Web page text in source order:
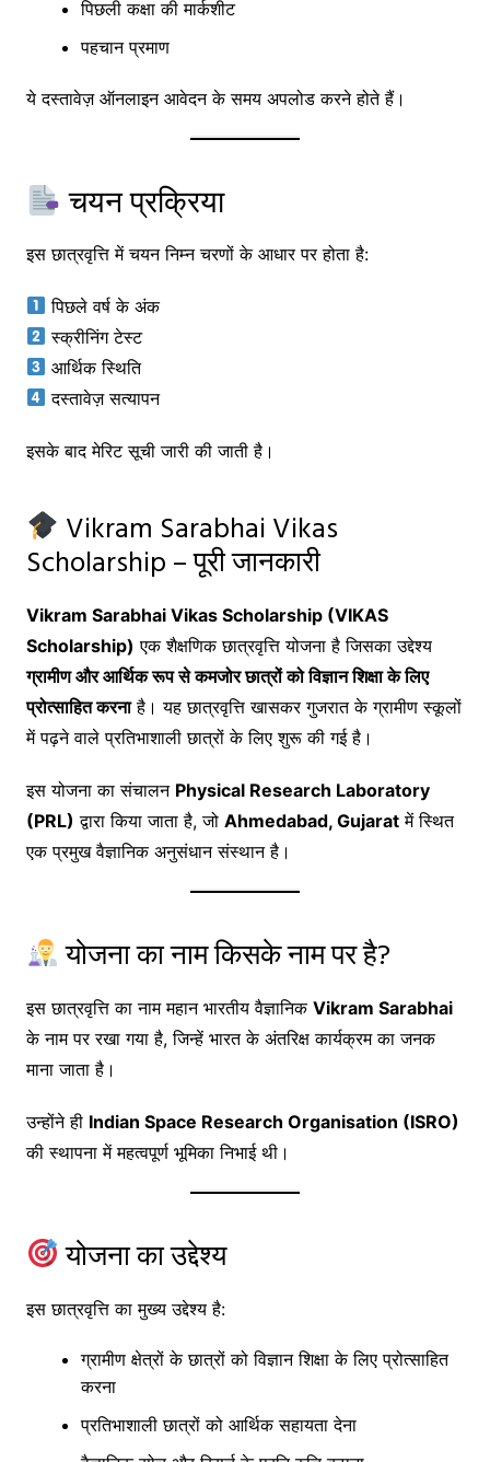
पिछली कक्षा की मार्कशीट
पहचान प्रमाण
ये दस्तावेज़ ऑनलाइन आवेदन के समय अपलोड करने होते हैं।
चयन प्रक्रिया
इस छात्रवृत्ति में चयन निम्न चरणों के आधार पर होता है:
पिछले वर्ष के अंक
स्क्रीनिंग टेस्ट
आर्थिक स्थिति
दस्तावेज़ सत्यापन
इसके बाद मेरिट सूची जारी की जाती है।
Vikram Sarabhai Vikas
Scholarship – पूरी जानकारी
Vikram Sarabhai Vikas Scholarship (VIKAS
Scholarship) एक शैक्षणिक छात्रवृत्ति योजना है जिसका उद्देश्य
ग्रामीण और आर्थिक रूप से कमजोर छात्रों को विज्ञान शिक्षा के लिए
प्रोत्साहित करनाहै। यह छात्रवृत्ति खासकर गुजरात के ग्रामीण स्कूलों
में पढ़ने वाले प्रतिभाशाली छात्रों के लिए शुरू की गई है।
इस योजना का संचालन Physical Research Laboratory
(PRL) द्वारा किया जाता है, जो Ahmedabad, Gujaratमें स्थित
एक प्रमुख वैज्ञानिक अनुसंधान संस्थान है।
योजना का नाम किसके नाम पर है?
इस छात्रवृत्ति का नाम महान भारतीय वैज्ञानिक Vikram Sarabhai
के नाम पर रखा गया है, जिन्हें भारत के अंतरिक्ष कार्यक्रम का जनक
माना जाता है।
उन्होंने ही Indian Space Research Organisation (ISRO)
की स्थापना में महत्वपूर्ण भूमिका निभाई थी।
योजना का उद्देश्य
इस छात्रवृत्ति का मुख्य उद्देश्य है:
ग्रामीण क्षेत्रों के छात्रों को विज्ञान शिक्षा के लिए प्रोत्साहित
करना
प्रतिभाशाली छात्रों को आर्थिक सहायता देना